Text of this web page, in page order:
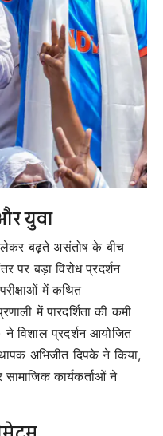
युवा
लेकर बढ़ते असंतोष के बीच
पर बड़ा विरोध प्रदर्शन
में कथित
में पारदर्शिता की कमी
विशाल प्रदर्शन आयोजित
अभिजीत दिपके ने किया,
कार्यकर्ताओं ने